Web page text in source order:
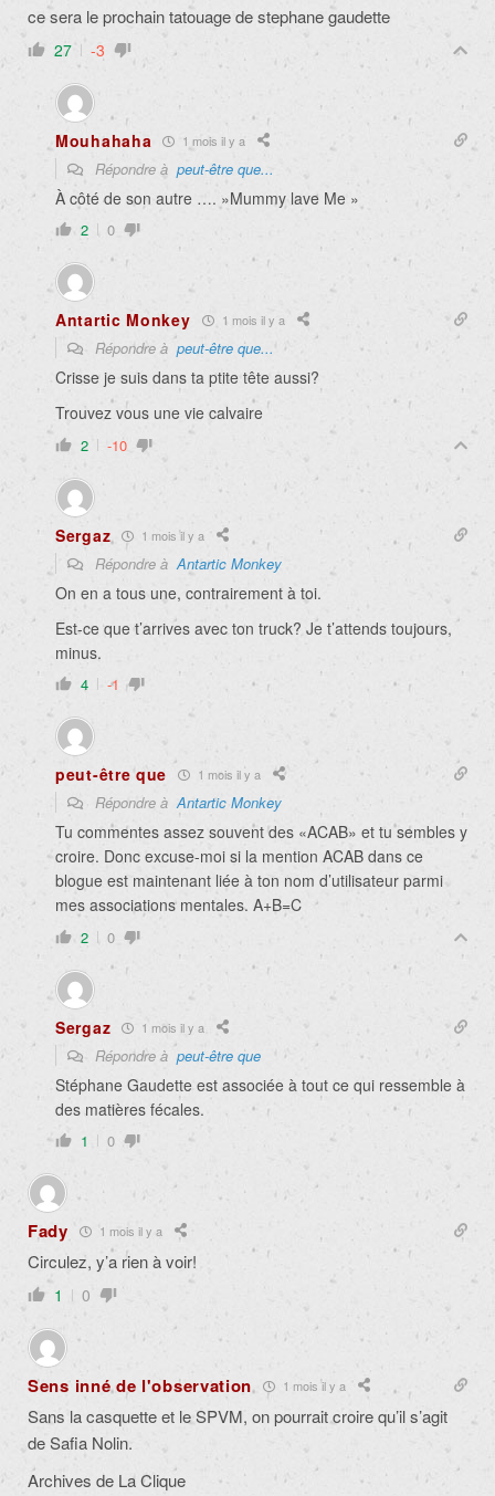
ce sera le prochain tatouage de stephane gaudette
27 -3
Mouhahaha 1 mois il y a
Répondre à peut-être que...
À côté de son autre …. »Mummy lave Me »
2 0
Antartic Monkey 1 mois il y a
Répondre à peut-être que...
Crisse je suis dans ta ptite tête aussi?
Trouvez vous une vie calvaire
2 -10
Sergaz 1 mois il y a
Répondre àAntartic Monkey
On en a tous une, contrairement à toi.
Est-ce que t’arrives avec ton truck? Je t’attends toujours,
minus.
4 -1
peut-être que 1 mois il y a
Répondre àAntartic Monkey
Tu commentes assez souvent des «ACAB» et tu sembles y
croire. Donc excuse-moi si la mention ACAB dans ce
blogue est maintenant liée à ton nom d’utilisateur parmi
mes associations mentales. A+B=C
2 0
Sergaz 1 mois il y a
Répondre à peut-être que
Stéphane Gaudette est associée à tout ce qui ressemble à
des matières fécales.
1 0
Fady 1 mois il y a
Circulez, y’a rien à voir!
1 0
Sens inné de l'observation 1 mois il y a
Sans la casquette et le SPVM, on pourrait croire qu’il s’agit
de Safia Nolin.
Archives de La Clique